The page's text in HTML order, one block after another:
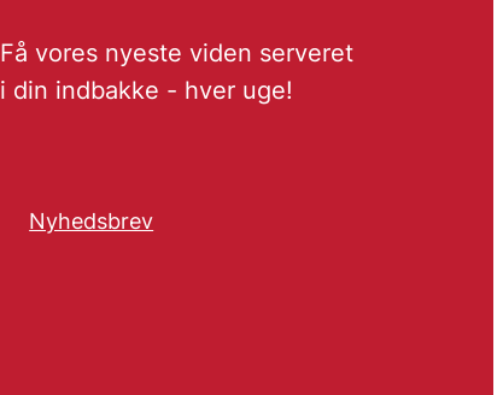
Få vores nyeste viden serveret
i din indbakke - hver uge!
Nyhedsbrev